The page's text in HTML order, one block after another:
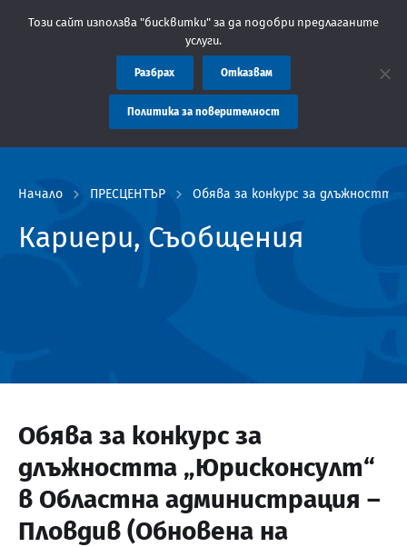
администрация Пловдив препоръчва заплащането
Начало ПРЕСЦЕНТЪР Обява за конкурс за длъжността
Кариери, Съобщения
Обява за конкурс за
длъжността „Юрисконсулт“
в Областна администрация –
Пловдив (Обновена на
Този сайт използва "бисквитки" за да подобри предлаганите
услуги.
Разбрах Отказвам
Политика за поверителност